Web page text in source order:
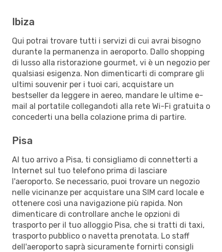
Ibiza
Qui potrai trovare tutti i servizi di cui avrai bisogno
durante la permanenza in aeroporto. Dallo shopping
di lusso alla ristorazione gourmet, vi è un negozio per
qualsiasi esigenza. Non dimenticarti di comprare gli
ultimi souvenir per i tuoi cari, acquistare un
bestseller da leggere in aereo, mandare le ultime e-
mail al portatile collegandoti alla rete Wi-Fi gratuita o
concederti una bella colazione prima di partire.
Pisa
Al tuo arrivo a Pisa, ti consigliamo di connetterti a
Internet sul tuo telefono prima di lasciare
l'aeroporto. Se necessario, puoi trovare un negozio
nelle vicinanze per acquistare una SIM card locale e
ottenere così una navigazione più rapida. Non
dimenticare di controllare anche le opzioni di
trasporto per il tuo alloggio Pisa, che si tratti di taxi,
trasporto pubblico o navetta prenotata. Lo staff
dell'aeroporto saprà sicuramente fornirti consigli